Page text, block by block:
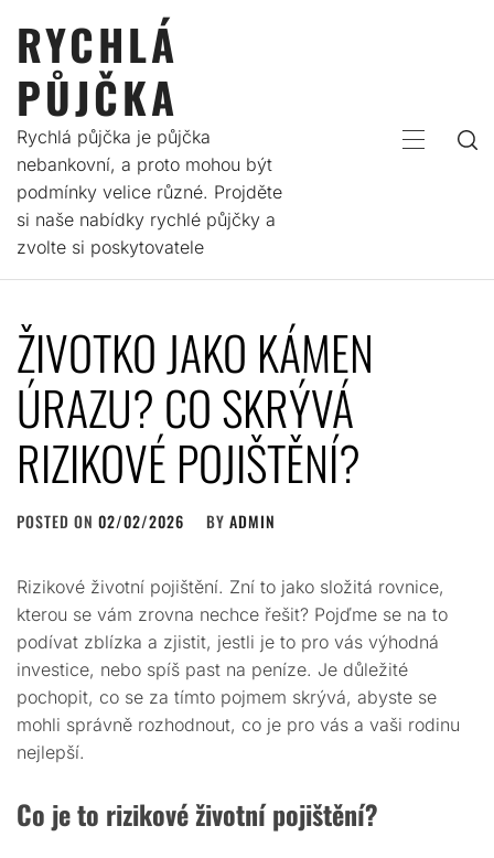
content
RYCHLÁ
PŮJČKA
Rychlá půjčka je půjčka
nebankovní, a proto mohou být
podmínky velice různé. Projděte
si naše nabídky rychlé půjčky a
zvolte si poskytovatele
PRIMARY
ŽIVOTKO JAKO KÁMEN
ÚRAZU? CO SKRÝVÁ
RIZIKOVÉ POJIŠTĚNÍ?
POSTED ON 02/02/2026 BY ADMIN
Rizikové životní pojištění. Zní to jako složitá rovnice,
kterou se vám zrovna nechce řešit? Pojďme se na to
podívat zblízka a zjistit, jestli je to pro vás výhodná
investice, nebo spíš past na peníze. Je důležité
pochopit, co se za tímto pojmem skrývá, abyste se
mohli správně rozhodnout, co je pro vás a vaši rodinu
nejlepší.
Co je to rizikové životní pojištění?